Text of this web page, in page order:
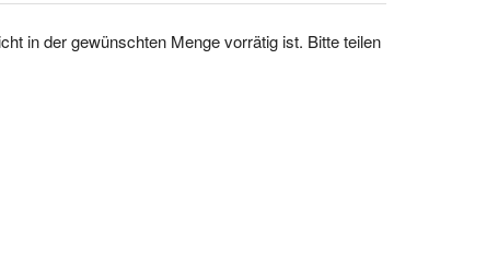
in der gewünschten Menge vorrätig ist. Bitte teilen